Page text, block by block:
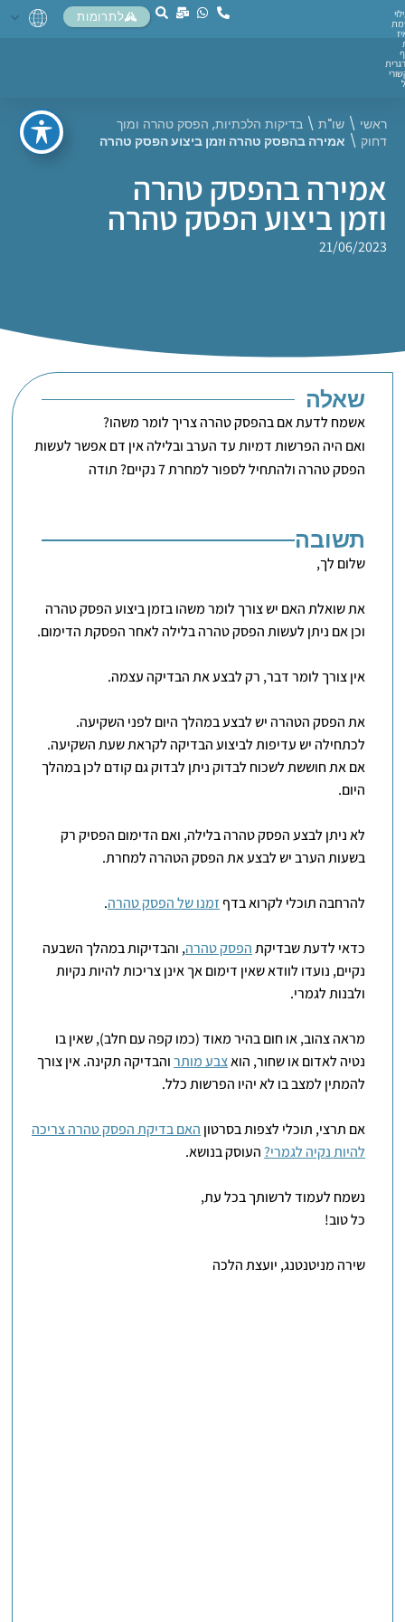
לתרומות
ראשי \ שו"ת \ בדיקות הלכתיות, הפסק טהרה ומוך
דחוק \ אמירה בהפסק טהרה וזמן ביצוע הפסק טהרה
אמירה בהפסק טהרה
וזמן ביצוע הפסק טהרה
21/06/2023
שאלה
אשמח לדעת אם בהפסק טהרה צריך לומר משהו?
ואם היה הפרשות דמיות עד הערב ובלילה אין דם אפשר לעשות
הפסק טהרה ולהתחיל לספור למחרת 7 נקיים? תודה
תשובה
שלום לך,
את שואלת האם יש צורך לומר משהו בזמן ביצוע הפסק טהרה
וכן אם ניתן לעשות הפסק טהרה בלילה לאחר הפסקת הדימום.
אין צורך לומר דבר, רק לבצע את הבדיקה עצמה.
את הפסק הטהרה יש לבצע במהלך היום לפני השקיעה.
לכתחילה יש עדיפות לביצוע הבדיקה לקראת שעת השקיעה.
אם את חוששת לשכוח לבדוק ניתן לבדוק גם קודם לכן במהלך
היום.
לא ניתן לבצע הפסק טהרה בלילה, ואם הדימום הפסיק רק
בשעות הערב יש לבצע את הפסק הטהרה למחרת.
להרחבה תוכלי לקרוא בדף זמנו של הפסק טהרה.
כדאי לדעת שבדיקתהפסק טהרה, והבדיקות במהלך השבעה
נקיים, נועדו לוודא שאין דימום אך אינן צריכות להיות נקיות
ולבנות לגמרי.
מראה צהוב, או חום בהיר מאוד (כמו קפה עם חלב), שאין בו
נטיה לאדום או שחור, הואצבע מותרוהבדיקה תקינה. אין צורך
להמתין למצב בו לא יהיו הפרשות כלל.
אם תרצי, תוכלי לצפות בסרטון האם בדיקת הפסק טהרה צריכה
להיות נקיה לגמרי?העוסק בנושא.
נשמח לעמוד לרשותך בכל עת,
כל טוב!
שירה מניטנטנג, יועצת הלכה